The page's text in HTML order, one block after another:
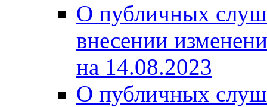
О публичных
внесении
на 14.08.2023
О публичных